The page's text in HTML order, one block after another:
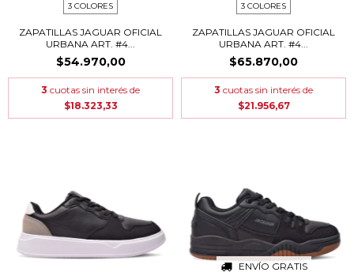
3 COLORES
ZAPATILLAS JAGUAR OFICIAL
URBANA ART. #4...
$54.970,00
3 cuotas sin interés de
$18.323,33
3 COLORES
ZAPATILLAS JAGUAR OFICIAL
URBANA ART. #4...
$65.870,00
3 cuotas sin interés de
$21.956,67
ENVÍO GRATIS